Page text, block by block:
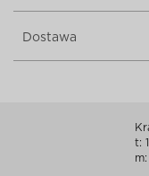
Dostawa
t:
m: